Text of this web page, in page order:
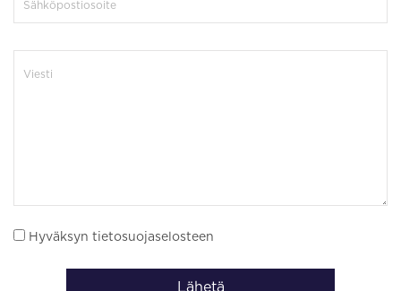
Hyväksyn tietosuojaselosteen
Lähetä